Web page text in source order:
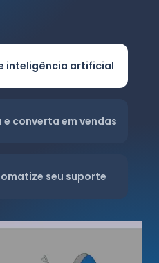
inteligência artificial
e converta em vendas
seu suporte